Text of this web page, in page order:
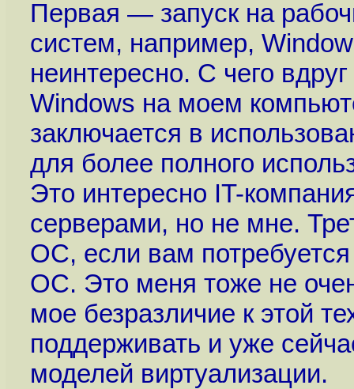
Первая — запуск на
систем, например,
неинтересно. С чего
Windows на моем
заключается в
для более полного
Это интересно IT-
серверами, но не мне.
ОС, если вам
ОС. Это меня тоже не
мое безразличие к этой
поддерживать и уже
моделей виртуализации.